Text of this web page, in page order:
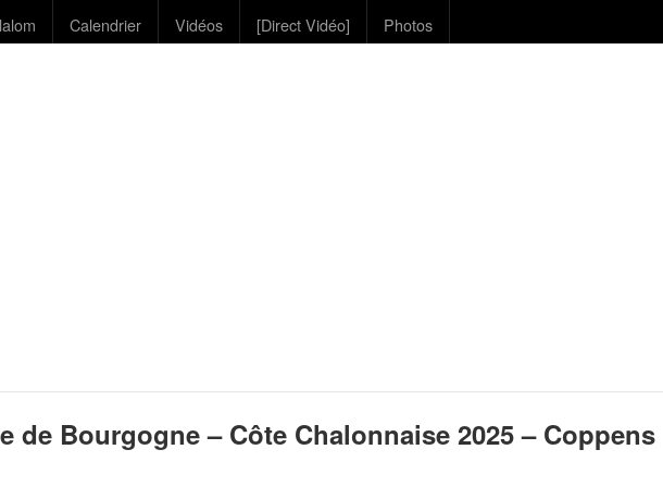
Calendrier Vidéos [Direct Vidéo] Photos
de Bourgogne – Côte Chalonnaise 2025 – Coppens